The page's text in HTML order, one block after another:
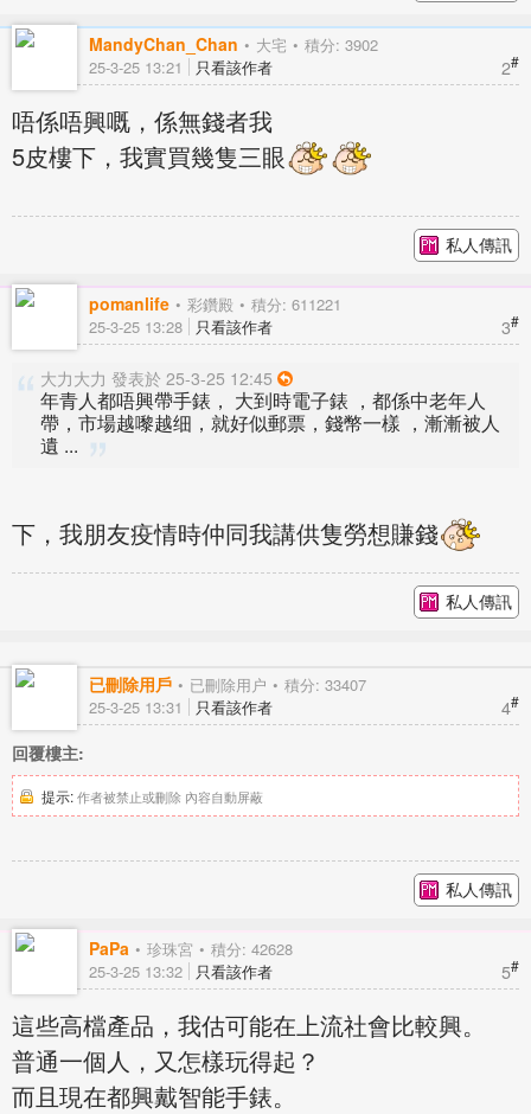
MandyChan_Chan 大宅 積分: 3902
2#
25-3-25 13:21 只看該作者
唔係唔興嘅，係無錢者我
5皮樓下，我實買幾隻三眼
私人傳訊
pomanlife 彩鑽殿 積分: 611221
3#
25-3-25 13:28 只看該作者
大力大力 發表於 25-3-25 12:45
年青人都唔興帶手錶， 大到時電子錶 ，都係中老年人
帶，市場越嚟越细，就好似郵票，錢幣一樣 ，漸漸被人
遺 ...
下，我朋友疫情時仲同我講供隻勞想賺錢
私人傳訊
已刪除用戶 已刪除用户 積分: 33407
4#
25-3-25 13:31 只看該作者
回覆樓主:
提示: 作者被禁止或刪除 內容自動屏蔽
私人傳訊
PaPa 珍珠宮 積分: 42628
5#
25-3-25 13:32 只看該作者
這些高檔產品，我估可能在上流社會比較興。
普通一個人，又怎樣玩得起？
而且現在都興戴智能手錶。